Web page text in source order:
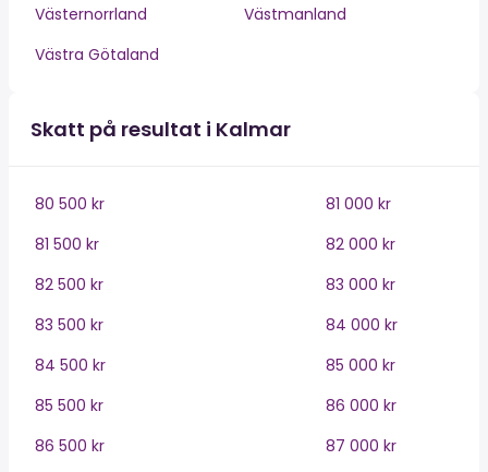
Västernorrland
Västmanland
Västra Götaland
Skatt på resultat i Kalmar
80 500 kr
81 000 kr
81 500 kr
82 000 kr
82 500 kr
83 000 kr
83 500 kr
84 000 kr
84 500 kr
85 000 kr
85 500 kr
86 000 kr
86 500 kr
87 000 kr